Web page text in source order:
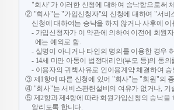
"회사"가 이러한 신청에 대하여 승낙함으로써
② "회사"는 "가입신청자"의 신청에 대하여 "서비
신청에 대하여는 승낙을 하지 않거나 사후에 이
- 가입신청자가 이 약관에 의하여 이전에 회원
에는 예외로 함.
- 실명이 아니거나 타인의 명의를 이용한 경우
- 14세 미만 아동이 법정대리인(부모 등)의 동의
- 이용자의 귀책사유로 인이용계약 체결하여
③ 제1항에 따른 신청에 있어 "회사"는 "회원"의
④ "회사"는 서비스관련설비의 여유가 없거나, 기
⑤ 제2항과 제4항에 따라 회원가입신청의 승낙을
알리도록 합니다.